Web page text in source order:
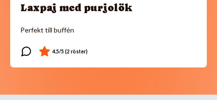
Laxpaj med purjolök
Perfekt till buffén